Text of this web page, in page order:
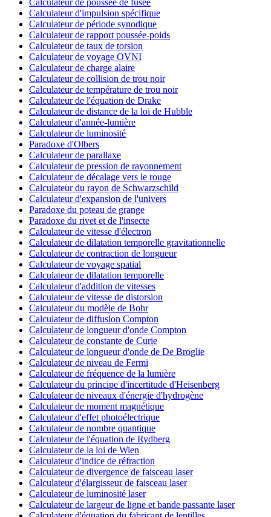
Calculateur d'impulsion spécifique
Calculateur de période synodique
Calculateur de rapport poussée-poids
Calculateur de taux de torsion
Calculateur de voyage OVNI
Calculateur de charge alaire
Calculateur de collision de trou noir
Calculateur de température de trou noir
Calculateur de l'équation de Drake
Calculateur de distance de la loi de Hubble
Calculateur d'année-lumière
Calculateur de luminosité
Paradoxe d'Olbers
Calculateur de parallaxe
Calculateur de pression de rayonnement
Calculateur de décalage vers le rouge
Calculateur du rayon de Schwarzschild
Calculateur d'expansion de l'univers
Paradoxe du poteau de grange
Paradoxe du rivet et de l'insecte
Calculateur de vitesse d'électron
Calculateur de dilatation temporelle gravitationnelle
Calculateur de contraction de longueur
Calculateur de voyage spatial
Calculateur de dilatation temporelle
Calculateur d'addition de vitesses
Calculateur de vitesse de distorsion
Calculateur du modèle de Bohr
Calculateur de diffusion Compton
Calculateur de longueur d'onde Compton
Calculateur de constante de Curie
Calculateur de longueur d'onde de De Broglie
Calculateur de niveau de Fermi
Calculateur de fréquence de la lumière
Calculateur du principe d'incertitude d'Heisenberg
Calculateur de niveaux d'énergie d'hydrogène
Calculateur de moment magnétique
Calculateur d'effet photoélectrique
Calculateur de nombre quantique
Calculateur de l'équation de Rydberg
Calculateur de la loi de Wien
Calculateur d'indice de réfraction
Calculateur de divergence de faisceau laser
Calculateur d'élargisseur de faisceau laser
Calculateur de luminosité laser
Calculateur de largeur de ligne et bande passante laser